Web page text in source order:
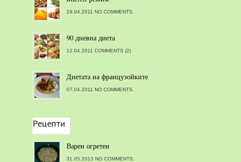
19.04.2011 NO COMMENTS.
90 дневна диета
12.04.2011 COMMENTS (2)
Диетата на французойките
07.04.2011 NO COMMENTS.
Рецепти
Варен огретен
31.05.2013 NO COMMENTS.